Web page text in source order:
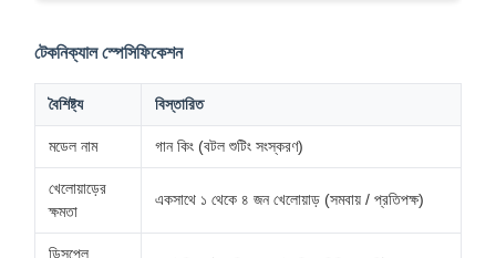
টেকনিক্যাল স্পেসিফিকেশন
বৈশিষ্ট্য বিস্তারিত
মডেল নাম গান কিং (বটল শুটিং সংস্করণ)
খেলোয়াড়ের
ক্ষমতা
একসাথে ১ থেকে ৪ জন খেলোয়াড় (সমবায় / প্রতিপক্ষ)
ডিসপ্লে